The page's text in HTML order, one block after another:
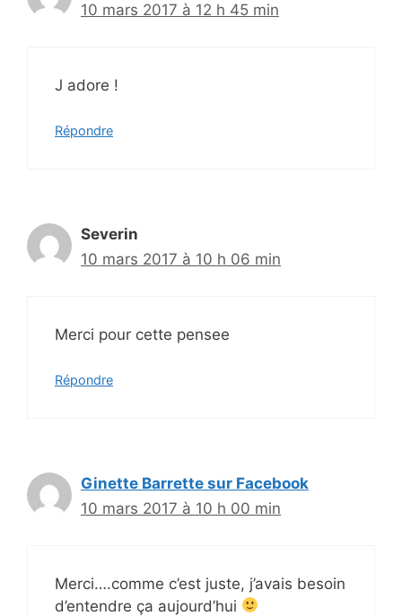
10 mars 2017 à 12 h 45 min
J adore !
Répondre
Severin
10 mars 2017 à 10 h 06 min
Merci pour cette pensee
Répondre
Ginette Barrette sur Facebook
10 mars 2017 à 10 h 00 min
Merci….comme c’est juste, j’avais besoin
d’entendre ça aujourd’hui